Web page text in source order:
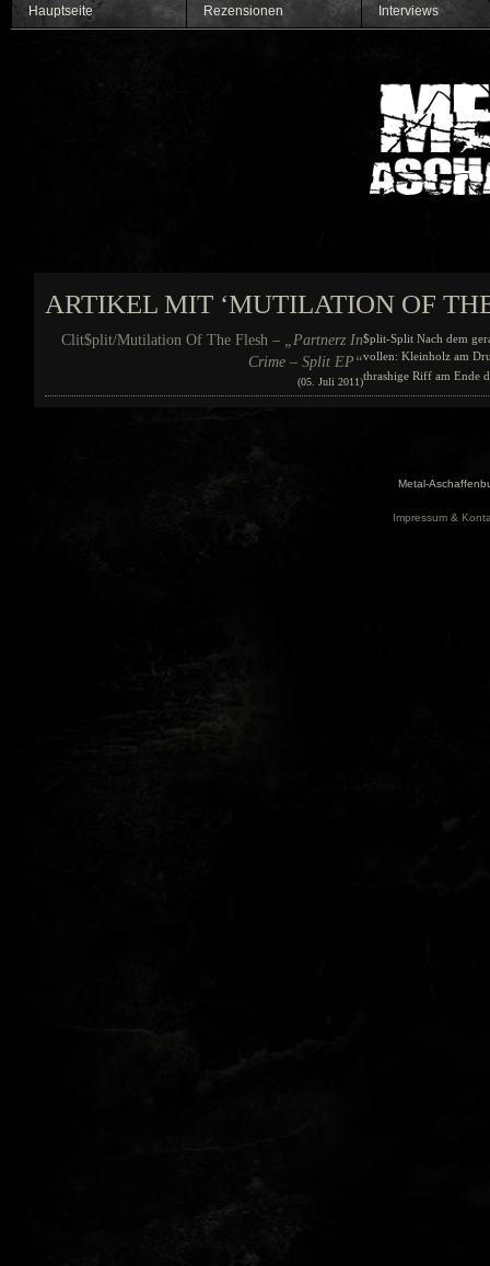
Hauptseite Rezensionen Interviews
ARTIKEL MIT ‘MUTILATION OF
Clit$plit/Mutilation Of The Flesh – „Partnerz In
Crime – Split EP“
(05. Juli 2011)
$plit-Split Nach dem
vollen: Kleinholz am
thrashige Riff am Ende
Metal-
Impressum &